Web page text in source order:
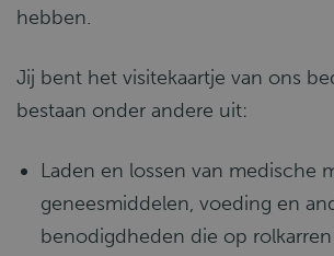
hebben.
Jij bent het visitekaartje van ons
bestaan onder andere uit:
Laden en lossen van medische
geneesmiddelen, voeding en
benodigdheden die op rolkarren